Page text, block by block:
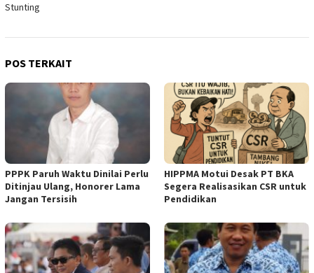
Stunting
POS TERKAIT
PPPK Paruh Waktu Dinilai Perlu
Ditinjau Ulang, Honorer Lama
Jangan Tersisih
HIPPMA Motui Desak PT BKA
Segera Realisasikan CSR untuk
Pendidikan